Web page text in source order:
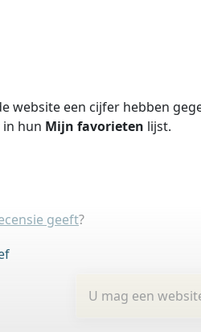
website een cijfer hebben
hun Mijn favorieten lijst.
geeft?
U mag een